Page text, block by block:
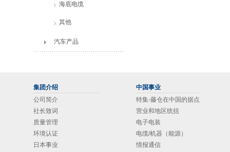
海底电缆
其他
汽车产品
集团介绍
公司简介
社长致词
质量管理
环境认证
日本事业
中国事业
特集-藤仓在中国的据点
营业和地区统括
电子电装
电缆/机器（能源）
情报通信